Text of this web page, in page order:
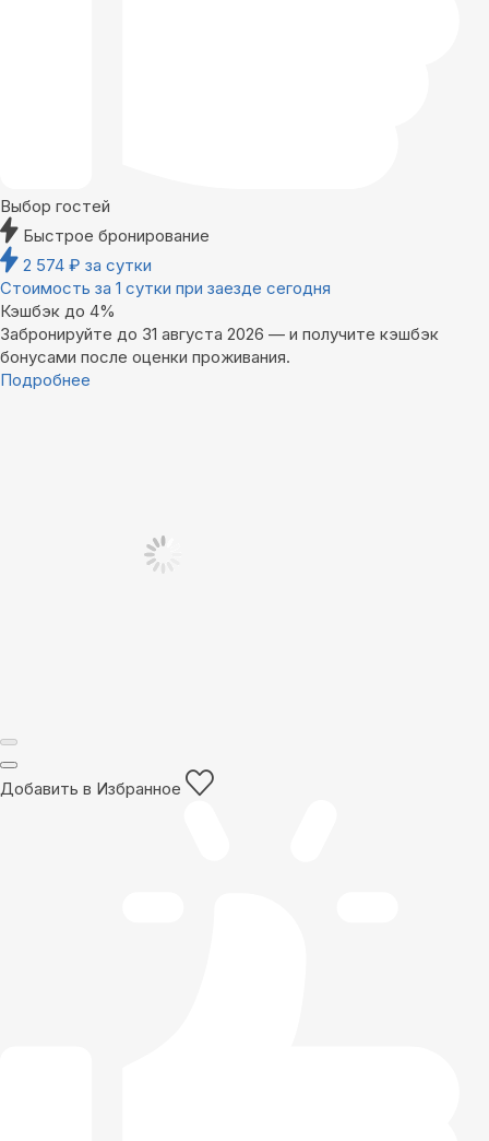
Выбор гостей
Быстрое бронирование
2 574 ₽ за сутки
Стоимость за 1 сутки при заезде сегодня
Кэшбэк до 4%
Забронируйте до 31 августа 2026 — и получите кэшбэк
бонусами после оценки проживания.
Подробнее
Добавить в Избранное